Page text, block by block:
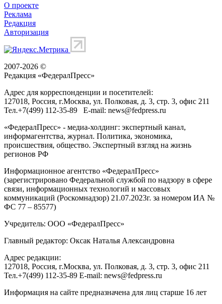
О проекте
Реклама
Редакция
Авторизация
2007-2026 ©
Редакция «ФедералПресс»
Адрес для корреспонденции и посетителей:
127018, Россия, г.Москва, ул. Полковая, д. 3, стр. 3, офис 211
Тел.+7(499) 112-35-89 E-mail: news@fedpress.ru
«ФедералПресс» - медиа-холдинг: экспертный канал,
информагентства, журнал. Политика, экономика,
происшествия, общество. Экспертный взгляд на жизнь
регионов РФ
Информационное агентство «ФедералПресс»
(зарегистрировано Федеральной службой по надзору в сфере
связи, информационных технологий и массовых
коммуникаций (Роскомнадзор) 21.07.2023г. за номером ИА №
ФС 77 – 85577)
Учредитель: ООО «ФедералПресс»
Главный редактор: Оксак Наталья Александровна
Адрес редакции:
127018, Россия, г.Москва, ул. Полковая, д. 3, стр. 3, офис 211
Тел.+7(499) 112-35-89 E-mail: news@fedpress.ru
Информация на сайте предназначена для лиц старше 16 лет